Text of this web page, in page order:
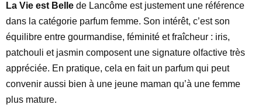
La Vie est Belle de Lancôme est justement une référence
dans la catégorie parfum femme. Son intérêt, c’est son
équilibre entre gourmandise, féminité et fraîcheur : iris,
patchouli et jasmin composent une signature olfactive très
appréciée. En pratique, cela en fait un parfum qui peut
convenir aussi bien à une jeune maman qu’à une femme
plus mature.